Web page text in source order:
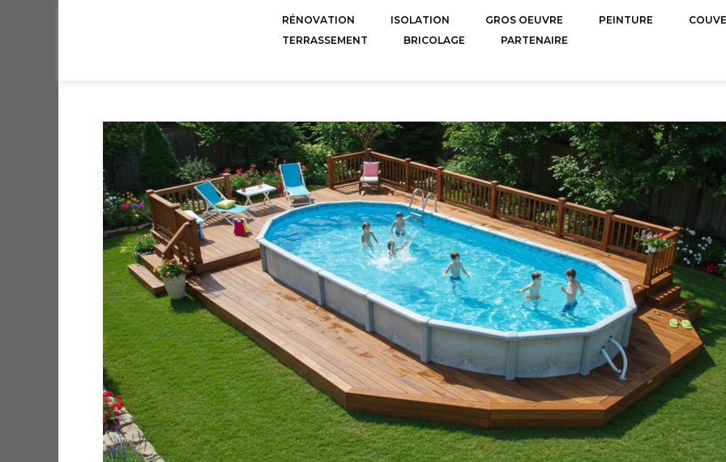
RÉNOVATION ISOLATION GROS OEUVRE PEINTURE
TERRASSEMENT
BRICOLAGE PARTENAIRE